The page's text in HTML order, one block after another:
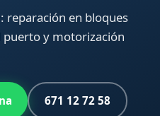
reparación en bloques
puerto y motorización
671 12 72 58